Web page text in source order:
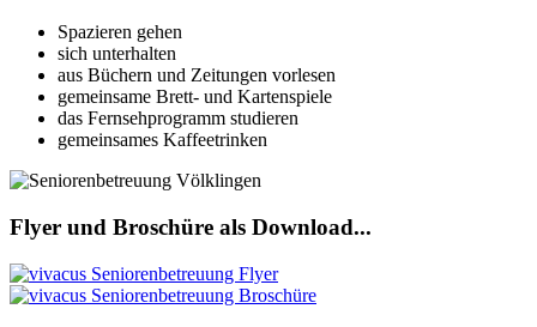
Spazieren gehen
sich unterhalten
aus Büchern und Zeitungen vorlesen
gemeinsame Brett- und Kartenspiele
das Fernsehprogramm studieren
gemeinsames Kaffeetrinken
Flyer und Broschüre als Download...